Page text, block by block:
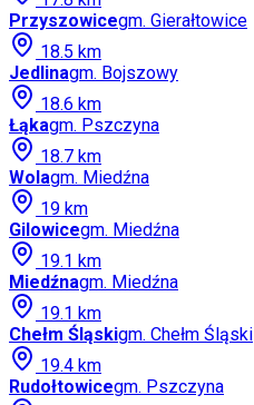
Przyszowicegm. Gierałtowice
18.5 km
Jedlinagm. Bojszowy
18.6 km
Łąkagm. Pszczyna
18.7 km
Wolagm. Miedźna
19 km
Gilowicegm. Miedźna
19.1 km
Miedźnagm. Miedźna
19.1 km
Chełm Śląskigm. Chełm Śląski
19.4 km
Rudołtowicegm. Pszczyna